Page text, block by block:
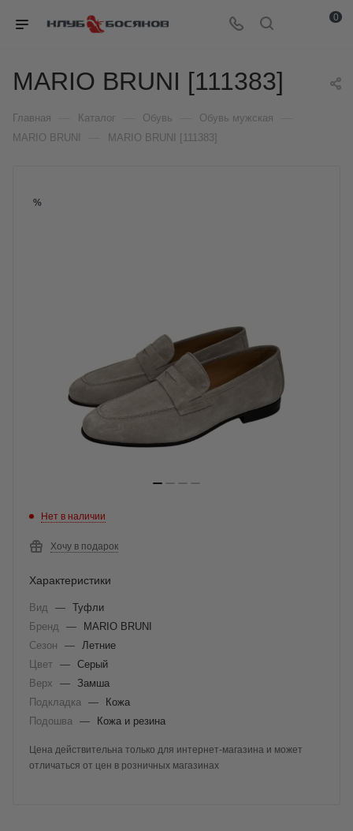
0
MARIO BRUNI [111383]
Главная Каталог Обувь Обувь мужская
MARIO BRUNI MARIO BRUNI [111383]
%
Нет в наличии
Хочу в подарок
Характеристики
Вид — Туфли
Бренд
—
MARIO BRUNI
Сезон
—
Летние
Цвет — Серый
Верх
— Замша
Подкладка
—
Кожа
Подошва
— Кожа и резина
Цена действительна только для интернет-магазина и может
отличаться от цен в розничных магазинах